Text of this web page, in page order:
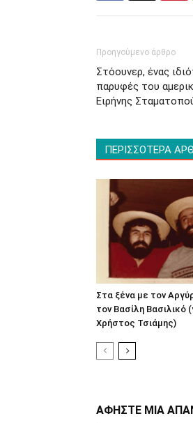
Προηγούμενο άρθρο
Στόουνερ, ένας
παρυφές του
Ειρήνης
ΠΕΡΙΣΣΟΤΕΡΑ
Στα ξένα με τον
τον Βασίλη Βασιλικό
Χρήστος Τσιάμης)
ΑΦΗΣΤΕ ΜΙΑ